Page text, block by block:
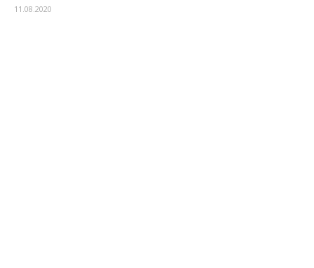
11.08.2020